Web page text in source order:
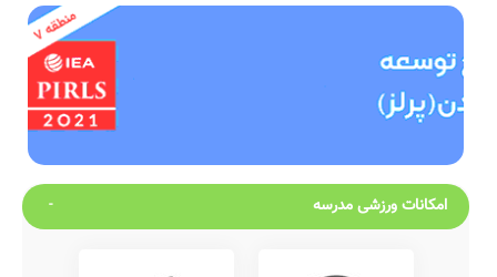
امکانات ورزشی مدرسه